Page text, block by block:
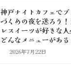
神戸ナイトカフェで
づくめの夜を送ろう！
レスイーツが好きな人
どんなメニューがある
2026年7月22日